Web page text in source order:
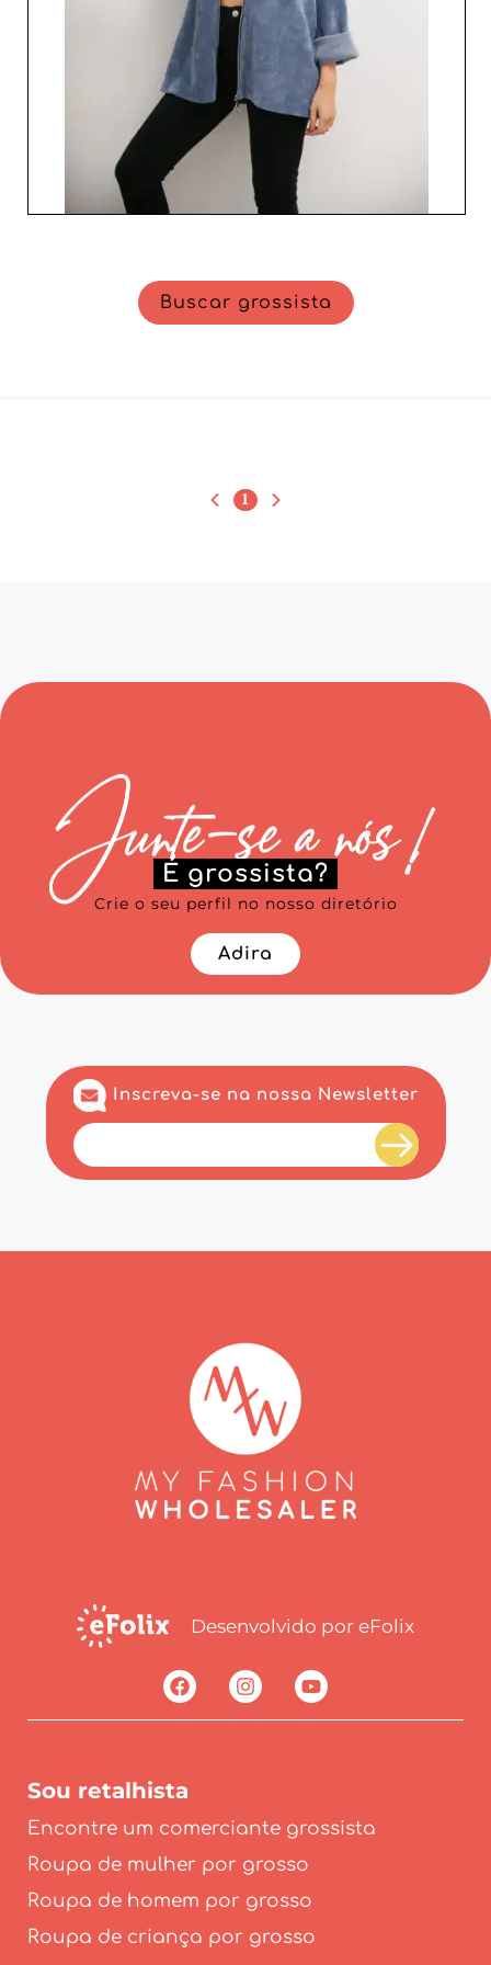
clientela com peças que vão encantar e satisfazer as
suas clientes em cada estação.
Buscar grossista
1
É grossista?
Crie o seu perfil no nosso diretório
Adira
Inscreva-se na nossa Newsletter
Desenvolvido por eFolix
Sou retalhista
Encontre um comerciante grossista
Roupa de mulher por grosso
Roupa de homem por grosso
Roupa de criança por grosso